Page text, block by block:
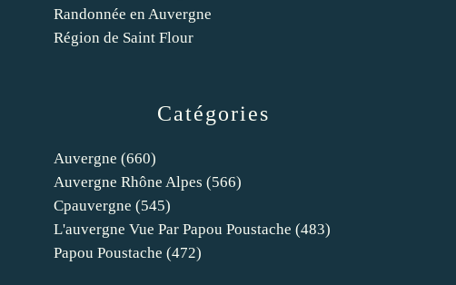
Catégories
Auvergne (660)
Auvergne Rhône Alpes (566)
Cpauvergne (545)
L'auvergne Vue Par Papou Poustache (483)
Papou Poustache (472)
Randonnée en Auvergne
Région de Saint Flour